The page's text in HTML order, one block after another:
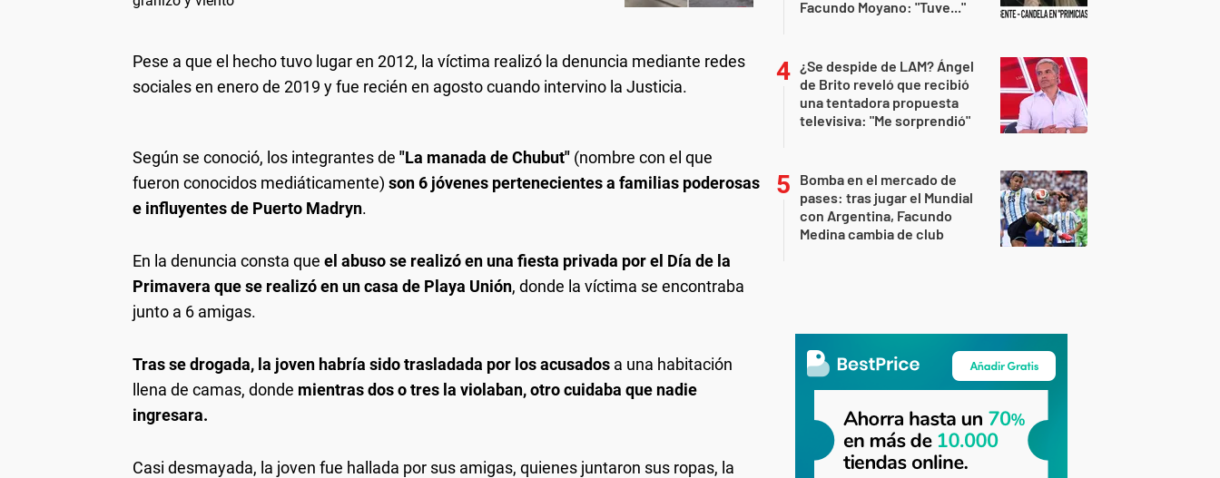
Pese a que el hecho tuvo lugar en 2012, la víctima realizó la denuncia mediante redes
sociales en enero de 2019 y fue recién en agosto cuando intervino la Justicia.
Según se conoció, los integrantes de "La manada de Chubut" (nombre con el que
fueron conocidos mediáticamente) son 6 jóvenes pertenecientes a familias poderosas
e influyentes de Puerto Madryn.
En la denuncia consta que el abuso se realizó en una fiesta privada por el Día de la
Primavera que se realizó en un casa de Playa Unión, donde la víctima se encontraba
junto a 6 amigas.
Tras se drogada, la joven habría sido trasladada por los acusados a una habitación
llena de camas, donde mientras dos o tres la violaban, otro cuidaba que nadie
ingresara.
Casi desmayada, la joven fue hallada por sus amigas, quienes juntaron sus ropas, la
Facundo Moyano: "Tuve..."
¿Se despide de LAM? Ángel
de Brito reveló que recibió
una tentadora propuesta
televisiva: "Me sorprendió"
Bomba en el mercado de
pases: tras jugar el Mundial
con Argentina, Facundo
Medina cambia de club